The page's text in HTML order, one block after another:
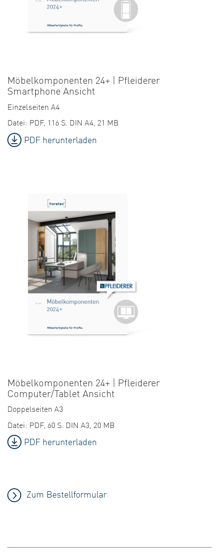
Möbelkomponenten 24+ | Pfleiderer
Smartphone Ansicht
Einzelseiten A4
Datei: PDF, 116 S. DIN A4, 21 MB
PDF herunterladen
Möbelkomponenten 24+ | Pfleiderer
Computer/Tablet Ansicht
Doppelseiten A3
Datei: PDF, 60 S. DIN A3, 20 MB
PDF herunterladen
Zum Bestellformular